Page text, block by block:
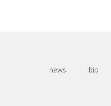
news bio